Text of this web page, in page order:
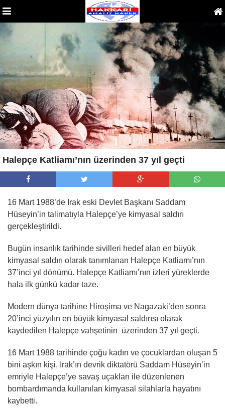
Halepçe Katliamı’nın üzerinden 37 yıl geçti
16 Mart 1988’de Irak eski Devlet Başkanı Saddam
Hüseyin’in talimatıyla Halepçe’ye kimyasal saldırı
gerçekleştirildi.
Bugün insanlık tarihinde sivilleri hedef alan en büyük
kimyasal saldırı olarak tanımlanan Halepçe Katliamı’nın
37’inci yıl dönümü. Halepçe Katliamı’nın izleri yüreklerde
hala ilk günkü kadar taze.
Modern dünya tarihine Hiroşima ve Nagazaki’den sonra
20’inci yüzyılın en büyük kimyasal saldırısı olarak
kaydedilen Halepçe vahşetinin üzerinden 37 yıl geçti.
16 Mart 1988 tarihinde çoğu kadın ve çocuklardan oluşan 5
bini aşkın kişi, Irak’ın devrik diktatörü Saddam Hüseyin’in
emriyle Halepçe’ye savaş uçakları ile düzenlenen
bombardımanda kullanılan kimyasal silahlarla hayatını
kaybetti.